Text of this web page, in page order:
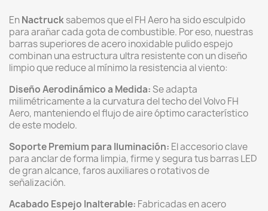
EnNactrucksabemos que el FH Aero ha sido esculpido
para arañar cada gota de combustible. Por eso, nuestras
barras superiores de acero inoxidable pulido espejo
combinan una estructura ultra resistente con un diseño
limpio que reduce al mínimo la resistencia al viento:
Diseño Aerodinámico a Medida:Se adapta
milimétricamente a la curvatura del techo del Volvo FH
Aero, manteniendo el flujo de aire óptimo característico
de este modelo.
Soporte Premium para Iluminación: El accesorio clave
para anclar de forma limpia, firme y segura tus barras LED
de gran alcance, faros auxiliares o rotativos de
señalización.
Acabado Espejo Inalterable: Fabricadas en acero